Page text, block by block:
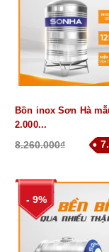
Bồn inox Sơn Hà
2.000...
8.260.000₫
- 9%